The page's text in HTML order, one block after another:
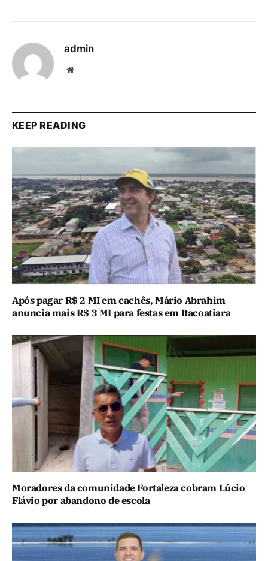
admin
Website
KEEP READING
Após pagar R$ 2 MI em cachês, Mário Abrahim
anuncia mais R$ 3 MI para festas em Itacoatiara
Moradores da comunidade Fortaleza cobram Lúcio
Flávio por abandono de escola